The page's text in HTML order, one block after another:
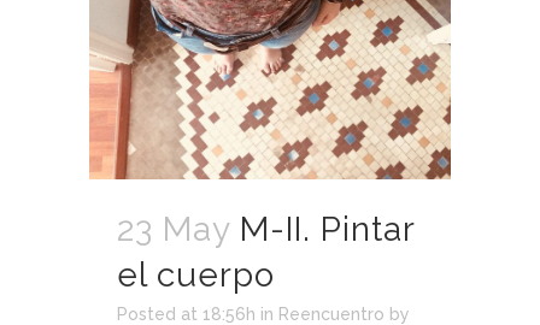
23 May M-II. Pintar
el cuerpo
Posted at 18:56h in Reencuentro by